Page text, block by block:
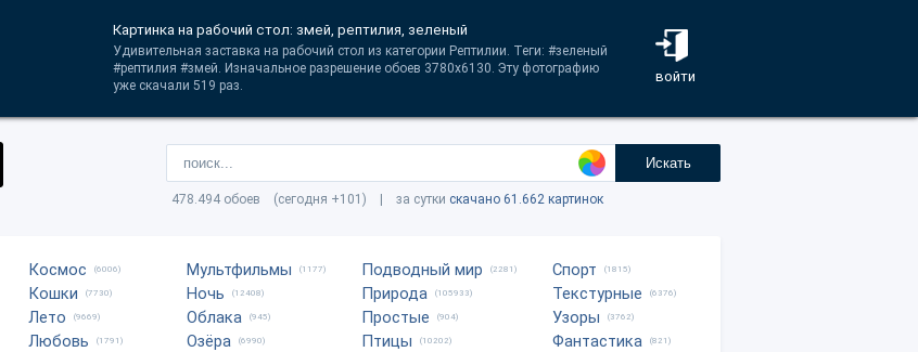
войти
Картинка на рабочий стол: змей, рептилия, зеленый
Удивительная заставка на рабочий стол из категории Рептилии. Теги: #зеленый
#рептилия #змей. Изначальное разрешение обоев 3780x6130. Эту фотографию
уже скачали 519 раз.
Искать
478.494 обоев (сегодня +101) | за сутки скачано 61.662 картинок
Космос (6006)
Кошки (7730)
Лето (9669)
Любовь (1791)
Мультфильмы (1177)
Ночь (12408)
Облака (945)
Озёра (6990)
Подводный мир (2281)
Природа (105933)
Простые (904)
Птицы (10202)
Спорт (1815)
Текстурные (6376)
Узоры (3762)
Фантастика (821)